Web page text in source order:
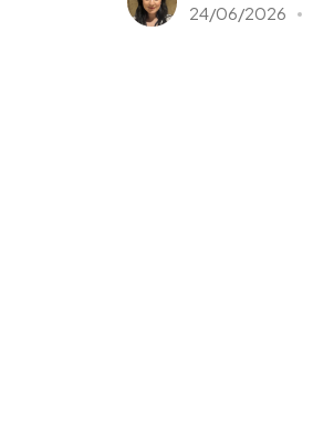
24/06/2026